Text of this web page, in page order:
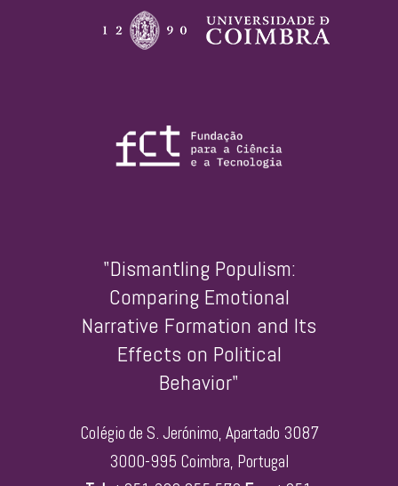
"Dismantling Populism:
Comparing Emotional
Narrative Formation and Its
Effects on Political
Behavior"
Colégio de S. Jerónimo, Apartado 3087
3000-995 Coimbra, Portugal